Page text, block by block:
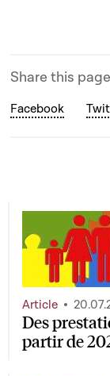
Share this page
Facebook
Des
partir de
Article